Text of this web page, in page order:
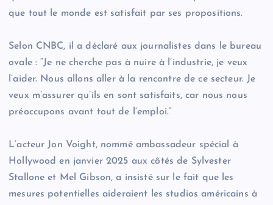
que tout le monde est satisfait par ses propositions.
Selon CNBC, il a déclaré aux journalistes dans le bureau
ovale : “Je ne cherche pas à nuire à l’industrie, je veux
l’aider. Nous allons aller à la rencontre de ce secteur. Je
veux m’assurer qu’ils en sont satisfaits, car nous nous
préoccupons avant tout de l’emploi.”
L’acteur Jon Voight, nommé ambassadeur spécial à
Hollywood en janvier 2025 aux côtés de Sylvester
Stallone et Mel Gibson, a insisté sur le fait que les
mesures potentielles aideraient les studios américains à